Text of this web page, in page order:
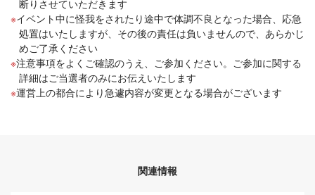
断りさせていただきます
イベント中に怪我をされたり途中で体調不良となった場合、応急
処置はいたしますが、その後の責任は負いませんので、あらかじ
めご了承ください
注意事項をよくご確認のうえ、ご参加ください。ご参加に関する
詳細はご当選者のみにお伝えいたします
運営上の都合により急遽内容が変更となる場合がございます
関連情報